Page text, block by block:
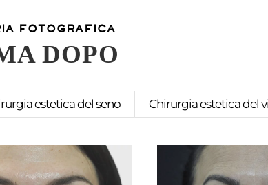
FOTOGRAFICA
DOPO
estetica del seno Chirurgia estetica del